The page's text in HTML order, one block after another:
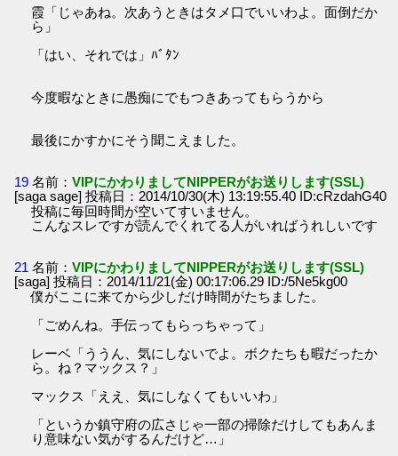
霞「じゃあね。次あうときはタメ口でいいわよ。面倒だか
ら」
「はい、それでは」ﾊﾞﾀﾝ
今度暇なときに愚痴にでもつきあってもらうから
最後にかすかにそう聞こえました。
19 名前：VIPにかわりましてNIPPERがお送りします(SSL)
[saga sage] 投稿日：2014/10/30(木) 13:19:55.40 ID:cRzdahG40
投稿に毎回時間が空いてすいません。
こんなスレですが読んでくれてる人がいればうれしいです
21 名前：VIPにかわりましてNIPPERがお送りします(SSL)
[saga] 投稿日：2014/11/21(金) 00:17:06.29 ID:/5Ne5kg00
僕がここに来てから少しだけ時間がたちました。
「ごめんね。手伝ってもらっちゃって」
レーベ「ううん、気にしないでよ。ボクたちも暇だったか
ら。ね？マックス？」
マックス「ええ、気にしなくてもいいわ」
「というか鎮守府の広さじゃ一部の掃除だけしてもあんま
り意味ない気がするんだけど…」